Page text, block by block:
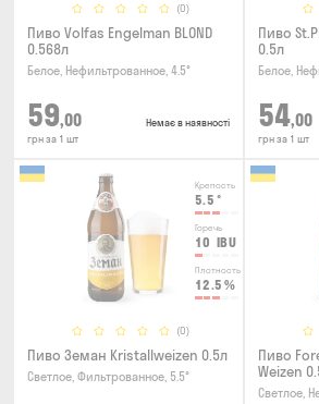
(0)
Пиво Volfas Engelman BLOND
0.568л
Белое, Нефильтрованное, 4.5°
59,00
грн за 1 шт
Немає в наявності
Пиво
0.5л
Белое,
54,00
грн за 1 шт
Крепость
5.5 °
Горечь
10 IBU
Плотность
12.5 %
(0)
Пиво Земан Kristallweizen 0.5л
Светлое, Фильтрованное, 5.5°
Пиво
Weizen
Светлое,